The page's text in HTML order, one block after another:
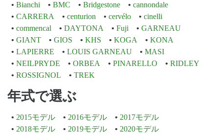
Bianchi
BMC Bridgestone
cannondale
CARRERA
centurion cervélo
cinelli
commencal
DAYTONA Fuji
GARNEAU
GIANT
GIOS KHS KOGA
KONA
LAPIERRE
LOUIS GARNEAU
MASI
NEILPRYDE
ORBEA PINARELLO
RIDLEY
ROSSIGNOL
TREK
年式で選ぶ
2015モデル 2016モデル
2017モデル
2018モデル
2019モデル
2020モデル